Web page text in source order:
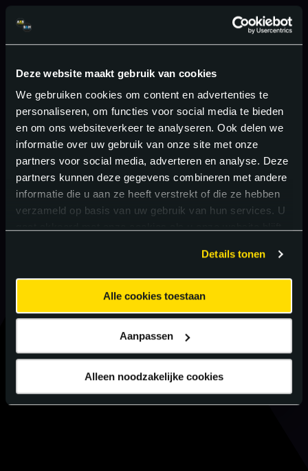
Deze website maakt gebruik van cookies
We gebruiken cookies om content en advertenties te
personaliseren, om functies voor social media te bieden
en om ons websiteverkeer te analyseren. Ook delen we
informatie over uw gebruik van onze site met onze
partners voor social media, adverteren en analyse. Deze
partners kunnen deze gegevens combineren met andere
informatie die u aan ze heeft verstrekt of die ze hebben
verzameld op basis van uw gebruik van hun services. U
Details tonen
Alle cookies toestaan
Aanpassen
Alleen noodzakelijke cookies